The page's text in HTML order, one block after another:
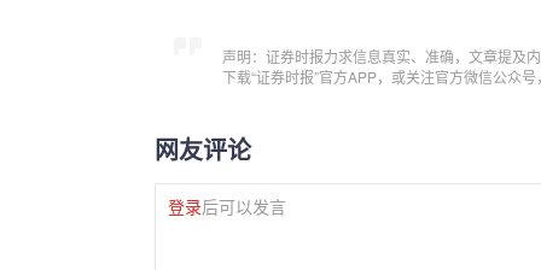
声明：证券时报力求信息真实、准确，文章提及
下载“证券时报”官方APP，或关注官方微信公众
网友评论
登录后可以发言